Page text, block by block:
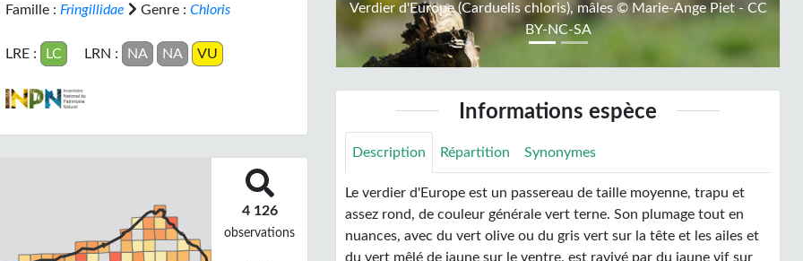
Famille : Fringillidae Genre : Chloris
LRE : LC LRN : NA NA VU
4 126
observations
Verdier d'Europe (Carduelis chloris), mâles © Marie-Ange Piet - CC
BY-NC-SA
Informations espèce
Description Répartition Synonymes
Le verdier d'Europe est un passereau de taille moyenne, trapu et
assez rond, de couleur générale vert terne. Son plumage tout en
nuances, avec du vert olive ou du gris vert sur la tête et les ailes et
du vert mêlé de jaune sur le ventre, est ravivé par du jaune vif sur